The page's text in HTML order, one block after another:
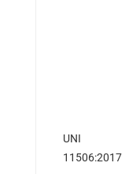
UNI
11506:2017